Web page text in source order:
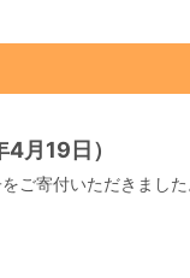
月19日）
ご寄付いただきまし